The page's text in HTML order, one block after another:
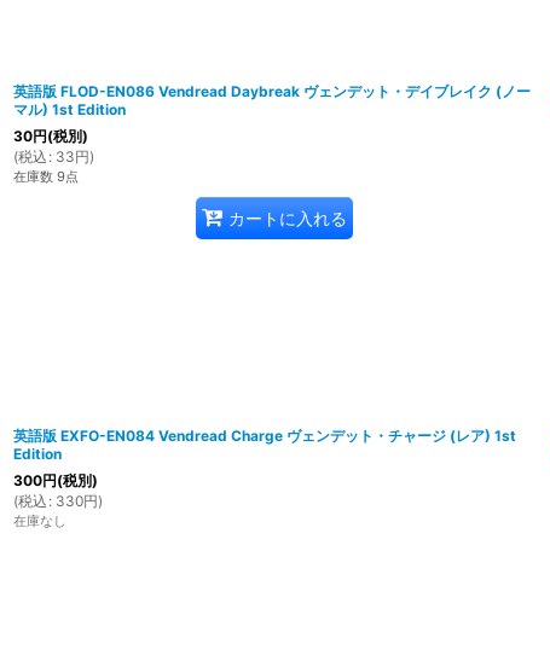
英語版 FLOD-EN086 Vendread Daybreak ヴェンデット・デイブレイク (ノー
マル) 1st Edition
30円(税別)
(税込 : 33円)
在庫数 9点
カートに入れる
英語版 EXFO-EN084 Vendread Charge ヴェンデット・チャージ (レア) 1st
Edition
300円(税別)
(税込 : 330円)
在庫なし